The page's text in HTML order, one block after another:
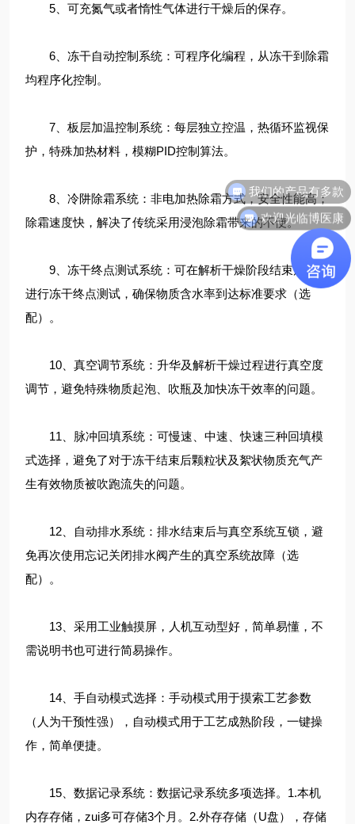
5、可充氮气或者惰性气体进行干燥后的保存。
6、冻干自动控制系统：可程序化编程，从冻干到除霜
均程序化控制。
7、板层加温控制系统：每层独立控温，热循环监视保
护，特殊加热材料，模糊PID控制算法。
8、冷阱除霜系统：非电加热除霜方式，安全性能高；
除霜速度快，解决了传统采用浸泡除霜带来的不便。
9、冻干终点测试系统：可在解析干燥阶段结束后自动
进行冻干终点测试，确保物质含水率到达标准要求（选
配）。
10、真空调节系统：升华及解析干燥过程进行真空度
调节，避免特殊物质起泡、吹瓶及加快冻干效率的问题。
11、脉冲回填系统：可慢速、中速、快速三种回填模
式选择，避免了对于冻干结束后颗粒状及絮状物质充气产
生有效物质被吹跑流失的问题。
12、自动排水系统：排水结束后与真空系统互锁，避
免再次使用忘记关闭排水阀产生的真空系统故障（选
配）。
13、采用工业触摸屏，人机互动型好，简单易懂，不
需说明书也可进行简易操作。
14、手自动模式选择：手动模式用于摸索工艺参数
（人为干预性强），自动模式用于工艺成熟阶段，一键操
作，简单便捷。
15、数据记录系统：数据记录系统多项选择。1.本机
内存存储，zui多可存储3个月。2.外存存储（U盘），存储
欢迎光临博医康
我们的产品有多款